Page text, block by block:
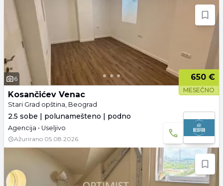
6 650 €
MESEČNO
Kosančićev Venac
Stari Grad opština, Beograd
2.5 sobe | polunamešteno | podno
Agencija • Useljivo
Ažurirano 05.08.2026.